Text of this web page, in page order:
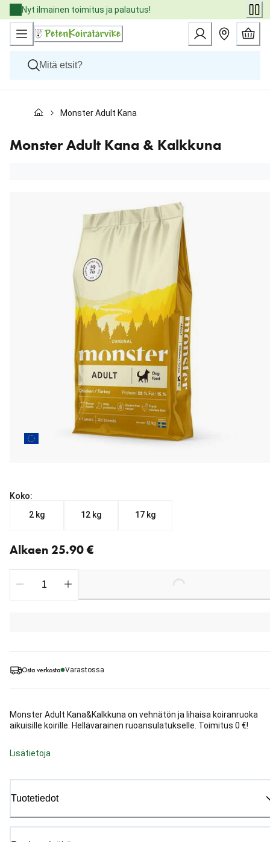
Skip
to
Content
Nyt ilmainen toimitus ja palautus!
Kissat
Eläinlääkäriruoat
Tuotemerkit
Monster Adult Kana & Kalkkuna
Monster Adult Kana & Kalkkuna
Osta verkosta Varastossa
Monster Adult Kana&Kalkkuna on vehnätön ja lihaisa koiranruoka
aikuisille koirille. Hellävarainen ruoansulatukselle. Toimitus 0 €!
Lisätietoja
Tuotetiedot
Koko:
2 kg
12 kg 17 kg
Alkaen 25.90 €
Loading...